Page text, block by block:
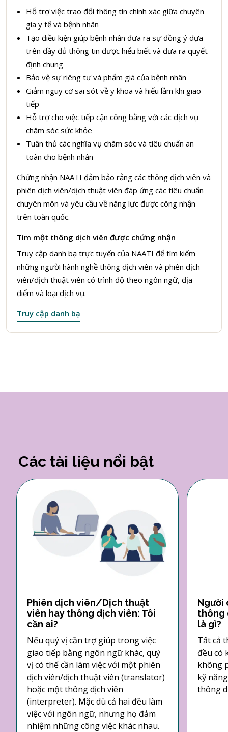
Hỗ trợ việc trao đổi thông tin chính xác giữa chuyên
gia y tế và bệnh nhân
Tạo điều kiện giúp bệnh nhân đưa ra sự đồng ý dựa
trên đầy đủ thông tin được hiểu biết và đưa ra quyết
định chung
Bảo vệ sự riêng tư và phẩm giá của bệnh nhân
Giảm nguy cơ sai sót về y khoa và hiểu lầm khi giao
tiếp
Hỗ trợ cho việc tiếp cận công bằng với các dịch vụ
chăm sóc sức khỏe
Tuân thủ các nghĩa vụ chăm sóc và tiêu chuẩn an
toàn cho bệnh nhân
Chứng nhận NAATI đảm bảo rằng các thông dịch viên và
phiên dịch viên/dịch thuật viên đáp ứng các tiêu chuẩn
chuyên môn và yêu cầu về năng lực được công nhận
trên toàn quốc.
Tìm một thông dịch viên được chứng nhận
Truy cập danh bạ trực tuyến của NAATI để tìm kiếm
những người hành nghề thông dịch viên và phiên dịch
viên/dịch thuật viên có trình độ theo ngôn ngữ, địa
điểm và loại dịch vụ.
Truy cập danh bạ
Các tài liệu nổi bật
Phiên dịch viên/Dịch thuật
viên hay thông dịch viên: Tôi
cần ai?
Nếu quý vị cần trợ giúp trong việc
giao tiếp bằng ngôn ngữ khác, quý
vị có thể cần làm việc với một phiên
dịch viên/dịch thuật viên (translator)
hoặc một thông dịch viên
(interpreter). Mặc dù cả hai đều làm
việc với ngôn ngữ, nhưng họ đảm
nhiệm những công việc khác nhau.
Người
thông
là gì?
Tất cả
đều có
không
kỹ
thông